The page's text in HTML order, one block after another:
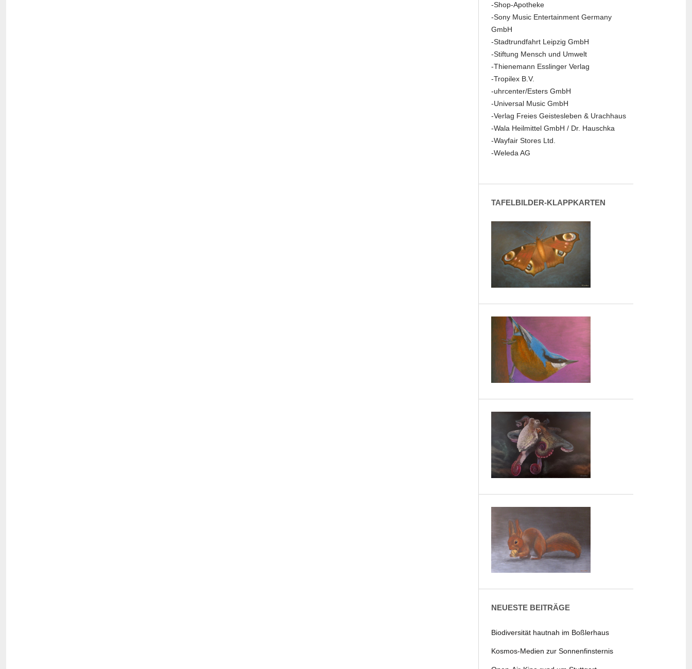
-Shop-Apotheke
-Sony Music Entertainment Germany
GmbH
-Stadtrundfahrt Leipzig GmbH
-Stiftung Mensch und Umwelt
-Thienemann Esslinger Verlag
-Tropilex B.V.
-uhrcenter/Esters GmbH
-Universal Music GmbH
-Verlag Freies Geistesleben & Urachhaus
-Wala Heilmittel GmbH / Dr. Hauschka
-Wayfair Stores Ltd.
-Weleda AG
TAFELBILDER-KLAPPKARTEN
NEUESTE BEITRÄGE
Biodiversität hautnah im Boßlerhaus
Kosmos-Medien zur Sonnenfinsternis